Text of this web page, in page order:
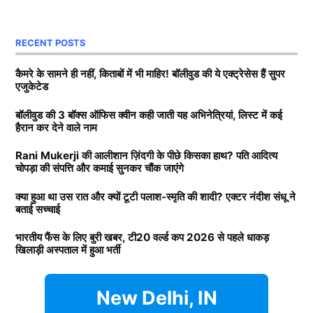
चुके हैं.
Daughters of Bollywood Actresses: मां से भी ज्यादा
खूबसूरत? इन 3 बॉलीवुड एक्ट्रेसेस की बेटियों ने लूटी महफिल
बॉलीवुड की 3 सबसे बड़ी हीरोइन्स जिनकी नानी-परनानी कोठे पर
TAGGED: #bollywood Aditya chopra
Rani Mukerji Husband
दावा किया गया कि पलाश ने स्मृति (Smriti Mandhana) को
धोखा दिया है. लेकिन क्रिकेटर ने कभी अधिकारिक तौर पर नहीं
बताया कि उनके मंगेतर ने धोखा दिया है. अब टीवी एक्टर नंदीश
संधू ने बताया है कि उस रात क्या हुआ?
Smriti Mandhana और पलाश की क्यों
टूटी शादी?
दरअसल, टीवी एक्टर नंदीश संधू स्मृति और पलाश की शादी में
पहुंचे थे. उस वक्त वह वेन्यू पर ही था. अब नंदीश संधू ने बताया
कि उस रात दोनों परिवारों के बीच क्या हुआ था. मिस मालिनी को
दिए गए इंटरव्यू में नंदीश ने पलाश पर लगे धोखे के आरोपों पर
उन्होंने कहा कि कुछ भी कहने से पहले पलाश को उनका पक्ष रखने
RECENT POSTS
कैमरे के सामने ही नहीं, किताबों में भी माहिर! बॉलीवुड की ये एक्ट्रेसेस हैं सुपर
एजुकेटेड
बॉलीवुड की 3 बॉक्स ऑफिस क्वीन कही जाती यह अभिनेत्रियां, लिस्ट में कई
हैरान कर देने वाले नाम
Rani Mukerji की आलीशान ज़िंदगी के पीछे किसका हाथ? पति आदित्य
चोपड़ा की संपत्ति और कमाई सुनकर चौंक जाएंगे
क्या हुआ था उस रात और क्यों टूटी पलाश-स्मृति की शादी? एक्टर नंदीश संधू ने
बताई सच्चाई
भारतीय फैंस के लिए बुरी खबर, टी20 वर्ल्ड कप 2026 से पहले धाकड़
खिलाड़ी अस्पताल में हुआ भर्ती
New Delhi, IN